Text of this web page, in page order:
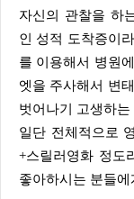
자신의 관찰을 하
인 성적 도착증이
를 이용해서 병원
엣을 주사해서 변
벗어나기 고생하
일단 전체적으로 영화의 전개는 느린 편으로 약간 19금 영화
+스릴러영화 정도
좋아하시는 분들